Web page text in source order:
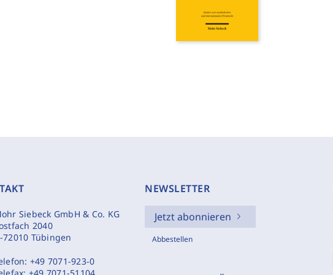
Siebeck GmbH & Co. KG
2040
72010 Tübingen
+49 7071-923-0
NEWSLETTER
Jetzt abonnieren
Abbestellen